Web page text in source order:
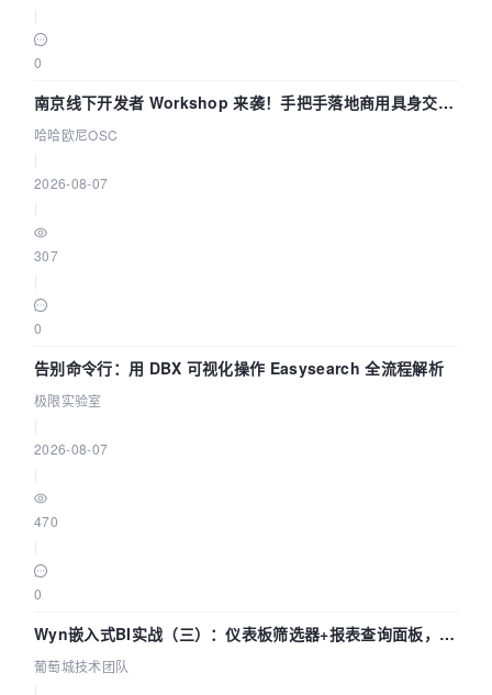
0
南京线下开发者 Workshop 来袭！手把手落地商用具身交互
智能 Agent 应用
哈哈欧尼OSC
2026-08-07
307
0
告别命令行：用 DBX 可视化操作 Easysearch 全流程解析
极限实验室
2026-08-07
470
0
Wyn嵌入式BI实战（三）：仪表板筛选器+报表查询面板，参
数联动全闭环
葡萄城技术团队